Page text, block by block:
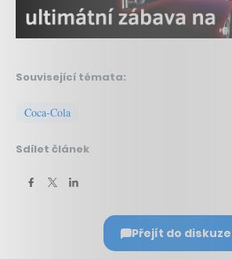
Související témata:
Coca-Cola
Sdílet článek
Přejít do diskuze